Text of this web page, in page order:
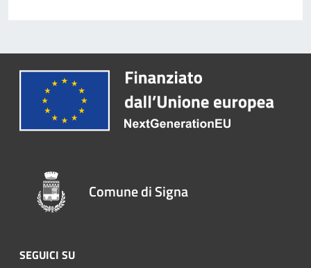
Comune di Signa
SEGUICI SU